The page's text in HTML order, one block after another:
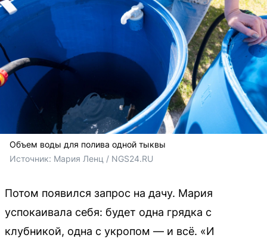
Объем воды для полива одной тыквы
Источник: Мария Ленц / NGS24.RU
Потом появился запрос на дачу. Мария
успокаивала себя: будет одна грядка с
клубникой, одна с укропом — и всё. «И